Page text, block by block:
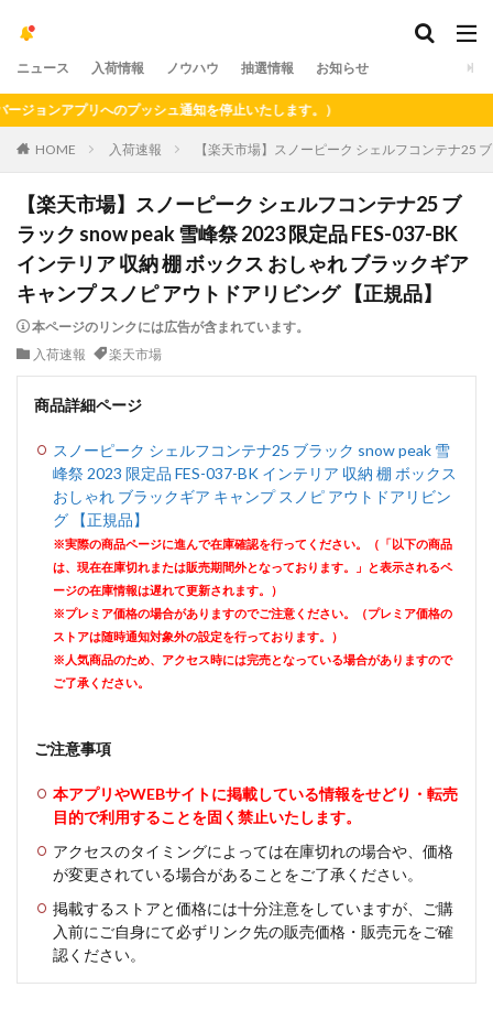
ニュース 入荷情報 ノウハウ 抽選情報 お知らせ
アプリへのプッシュ通知を停止いたします。）
HOME 入荷速報 【楽天市場】スノーピーク シェルフコンテナ25
【楽天市場】スノーピーク シェルフコンテナ25 ブ
ラック snow peak 雪峰祭 2023 限定品 FES-037-BK
インテリア 収納 棚 ボックス おしゃれ ブラックギア
キャンプ スノピ アウトドアリビング 【正規品】
本ページのリンクには広告が含まれています。
入荷速報
楽天市場
商品詳細ページ
スノーピーク シェルフコンテナ25 ブラック snow peak 雪
峰祭 2023 限定品 FES-037-BK インテリア 収納 棚 ボックス
おしゃれ ブラックギア キャンプ スノピ アウトドアリビン
グ 【正規品】
※実際の商品ページに進んで在庫確認を行ってください。（「以下の商品
は、現在在庫切れまたは販売期間外となっております。」と表示されるペ
ージの在庫情報は遅れて更新されます。）
※プレミア価格の場合がありますのでご注意ください。（プレミア価格の
ストアは随時通知対象外の設定を行っております。）
※人気商品のため、アクセス時には完売となっている場合がありますので
ご了承ください。
ご注意事項
本アプリやWEBサイトに掲載している情報をせどり・転売
目的で利用することを固く禁止いたします。
アクセスのタイミングによっては在庫切れの場合や、価格
が変更されている場合があることをご了承ください。
掲載するストアと価格には十分注意をしていますが、ご購
入前にご自身にて必ずリンク先の販売価格・販売元をご確
認ください。